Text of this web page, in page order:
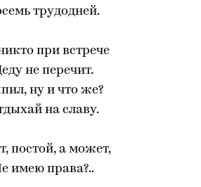
трудодней.
при встрече
не перечит.
ну и что же?
на славу.
постой, а может,
имею права?..